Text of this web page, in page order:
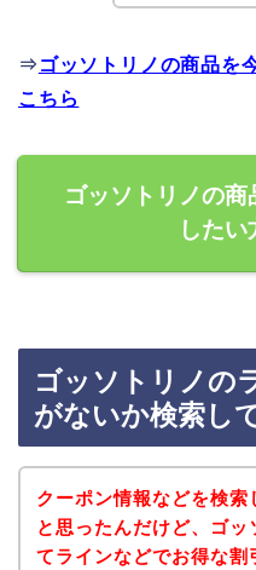
⇒ ゴッソトリノの商品を
こちら
ゴッソトリノの商
したい
ゴッソトリノの
がないか検索し
クーポン情報などを検索
と思ったんだけど、ゴッ
てラインなどでお得な割